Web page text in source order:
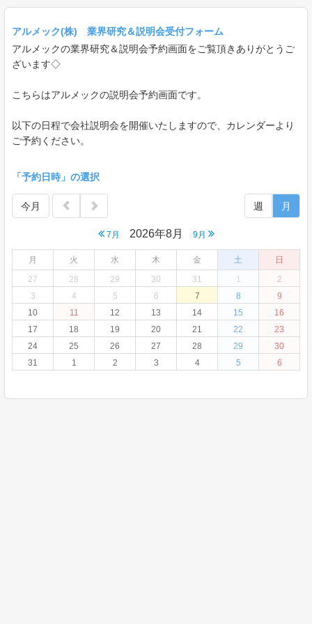
アルメック(株) 業界研究＆説明会受付フォーム
アルメックの業界研究＆説明会予約画面をご覧頂きありがとうご
ざいます◇
こちらはアルメックの説明会予約画面です。
以下の日程で会社説明会を開催いたしますので、カレンダーより
ご予約ください。
「予約日時」の選択
今月
7月 2026年8月 9月
週 月
月 火 水 木 金 土
日
27
28 29 30 31 1
2
3
4 5 6 7 8
9
10
11 12 13 14 15
16
17
18 19 20 21 22
23
24
25 26 27 28 29
30
31
1 2 3 4 5 6